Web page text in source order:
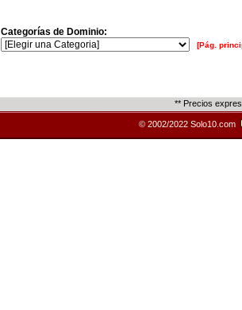
Categorías de Dominio:
[Pág.
** Precios
© 2002/2022 Solo10.com